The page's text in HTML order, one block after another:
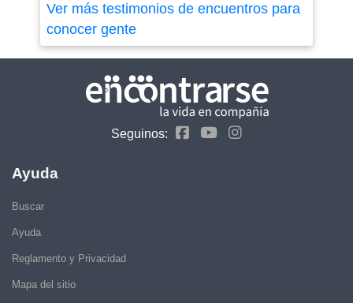
Ver más testimonios de encuentros para
conocer gente
Seguinos:
Ayuda
Buscar
Ayuda
Reglamento y Privacidad
Mapa del sitio